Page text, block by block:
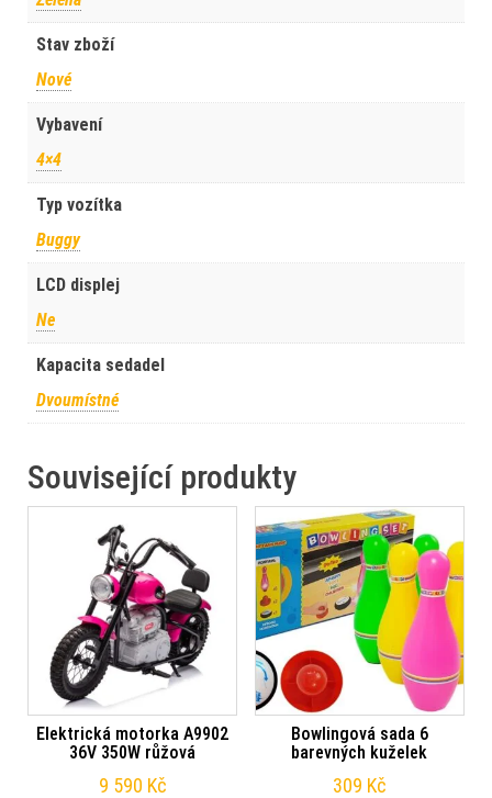
Stav zboží
Nové
Vybavení
4×4
Typ vozítka
Buggy
LCD displej
Ne
Kapacita sedadel
Dvoumístné
Související produkty
Elektrická motorka A9902
36V 350W růžová
9 590 Kč
Bowlingová sada 6
barevných kuželek
309 Kč